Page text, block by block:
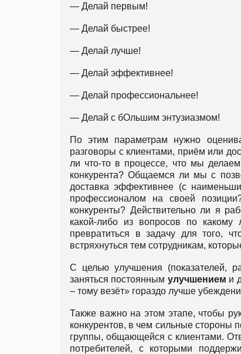
— Делай первым!
— Делай быстрее!
— Делай лучше!
— Делай эффективнее!
— Делай профессиональнее!
— Делай с бОльшим энтузиазмом!
По этим параметрам нужно
разговоры с клиентами, приём или
ли что-то в процессе, что мы
конкурента? Общаемся ли мы с
доставка эффективнее (с
профессионалом на своей
конкуренты? Действительно ли я
какой-либо из вопросов по
превратиться в задачу для того,
встряхнуться тем сотрудникам,
С целью улучшения (показателей,
заняться постоянным улучшением и
– тому везёт» гораздо лучше
Также важно на этом этапе, чтобы
конкурентов, в чем сильные стороны
группы, общающейся с клиентами.
потребителей, с которыми